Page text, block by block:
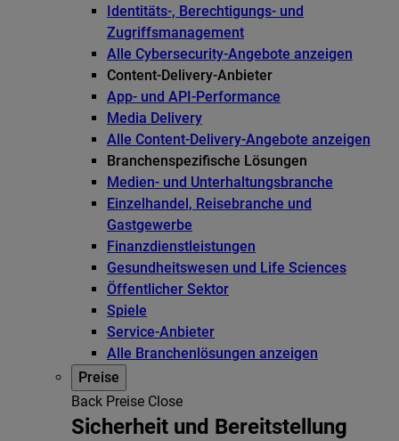
Identitäts-, Berechtigungs- und
Zugriffsmanagement
Alle Cybersecurity-Angebote anzeigen
Content-Delivery-Anbieter
App- und API-Performance
Media Delivery
Alle Content-Delivery-Angebote anzeigen
Branchenspezifische Lösungen
Medien- und Unterhaltungsbranche
Einzelhandel, Reisebranche und
Gastgewerbe
Finanzdienstleistungen
Gesundheitswesen und Life Sciences
Öffentlicher Sektor
Spiele
Service-Anbieter
Alle Branchenlösungen anzeigen
Preise
Back Preise Close
Sicherheit und Bereitstellung